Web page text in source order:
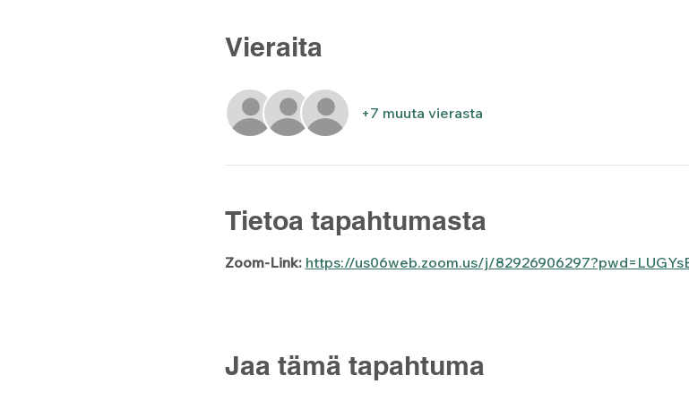
Vieraita
+7 muuta vierasta
Tietoa tapahtumasta
Zoom-Link: https://us06web.zoom.us/j/
Jaa tämä tapahtuma